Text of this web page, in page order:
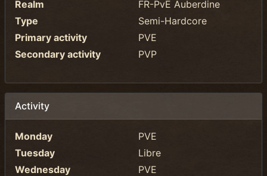
Realm
FR-PvE Auberdine
Type
Semi-Hardcore
Primary activity
PVE
Secondary activity
PVP
Activity
Monday
PVE
Tuesday
Libre
Wednesday
PVE